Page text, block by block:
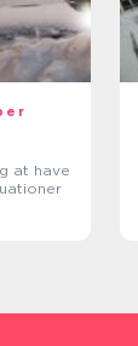
at have